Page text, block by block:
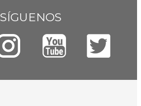
SÍGUENOS